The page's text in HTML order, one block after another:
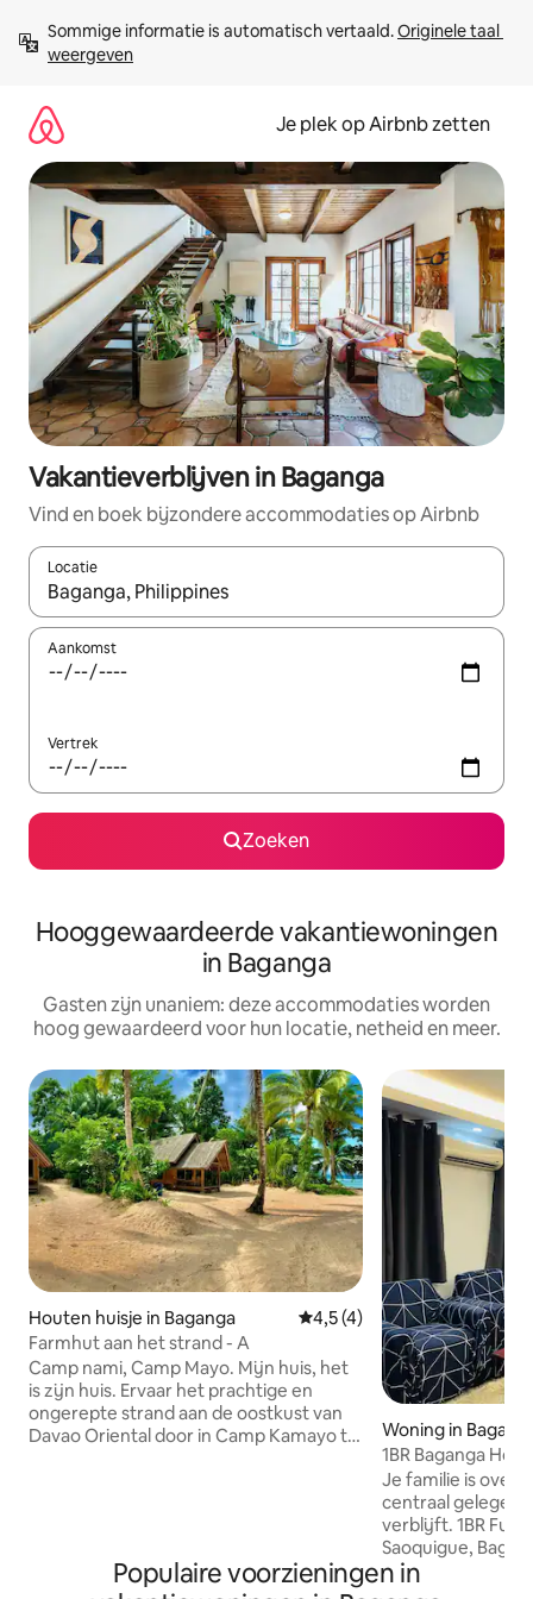
direct
naar
Sommige informatie is automatisch vertaald. Originele taal
weergeven
Je plek op Airbnb zetten
Vakantieverblijven in Baganga
Vind en boek bijzondere accommodaties op Airbnb
Locatie
Wanneer er resultaten beschikbaar zijn, maak je een keuze
Aankomst
Vertrek
Zoeken
Hooggewaardeerde vakantiewoningen
in Baganga
Gasten zijn unaniem: deze accommodaties worden
hoog gewaardeerd voor hun locatie, netheid en meer.
Houten huisje in Baganga Gemiddelde beoordeling
4,5 (4)
Farmhut aan het strand - A
Camp nami, Camp Mayo. Mijn huis, het
is zijn huis. Ervaar het prachtige en
ongerepte strand aan de oostkust van
Davao Oriental door in Camp Kamayo te
Banao krijgt zijn eigen aandacht als
surfplek, vooral tijdens Amihan. Anglers
Woning in
1BR Baganga
resorts
Je familie is
centraal gelegen
verblijft. 1BR Full
Saoquigue,
de buurt van Beach
locatie ligt op
Populaire voorzieningen in